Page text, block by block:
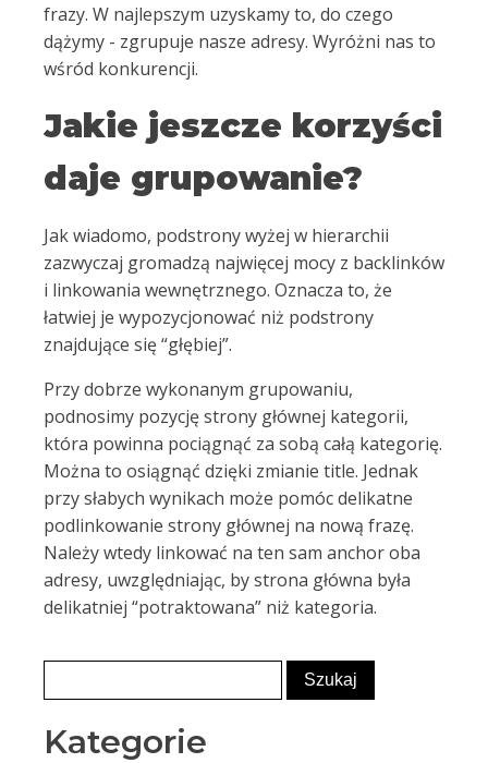
frazy. W najlepszym uzyskamy to, do czego
dążymy - zgrupuje nasze adresy. Wyróżni nas to
wśród konkurencji.
Jakie jeszcze korzyści
daje grupowanie?
Jak wiadomo, podstrony wyżej w hierarchii
zazwyczaj gromadzą najwięcej mocy z backlinków
i linkowania wewnętrznego. Oznacza to, że
łatwiej je wypozycjonować niż podstrony
znajdujące się “głębiej”.
Przy dobrze wykonanym grupowaniu,
podnosimy pozycję strony głównej kategorii,
która powinna pociągnąć za sobą całą kategorię.
Można to osiągnąć dzięki zmianie title. Jednak
przy słabych wynikach może pomóc delikatne
podlinkowanie strony głównej na nową frazę.
Należy wtedy linkować na ten sam anchor oba
adresy, uwzględniając, by strona główna była
delikatniej “potraktowana” niż kategoria.
Kategorie